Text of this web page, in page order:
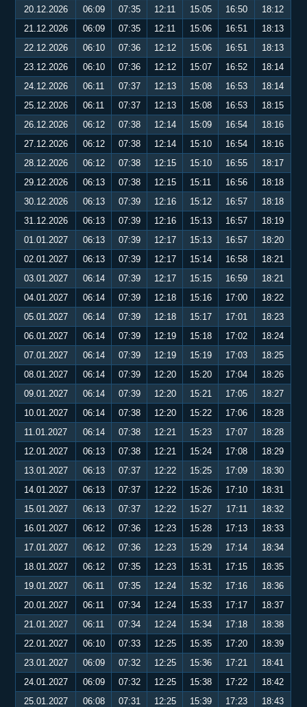
20.12.2026
06:09 07:35 12:11 15:05 16:50
18:12
21.12.2026
06:09 07:35 12:11 15:06 16:51
18:13
22.12.2026
06:10 07:36 12:12 15:06 16:51
18:13
23.12.2026
06:10 07:36 12:12 15:07 16:52
18:14
24.12.2026
06:11 07:37 12:13 15:08 16:53
18:14
25.12.2026
06:11 07:37 12:13 15:08 16:53
18:15
26.12.2026
06:12 07:38 12:14 15:09 16:54
18:16
27.12.2026
06:12 07:38 12:14 15:10 16:54
18:16
28.12.2026
06:12 07:38 12:15 15:10 16:55
18:17
29.12.2026
06:13 07:38 12:15 15:11 16:56
18:18
30.12.2026
06:13 07:39 12:16 15:12 16:57
18:18
31.12.2026
06:13 07:39 12:16 15:13 16:57
18:19
01.01.2027
06:13 07:39 12:17 15:13 16:57
18:20
02.01.2027
06:13 07:39 12:17 15:14 16:58
18:21
03.01.2027
06:14 07:39 12:17 15:15 16:59
18:21
04.01.2027
06:14 07:39 12:18 15:16 17:00
18:22
05.01.2027
06:14 07:39 12:18 15:17 17:01
18:23
06.01.2027
06:14 07:39 12:19 15:18 17:02
18:24
07.01.2027
06:14 07:39 12:19 15:19 17:03
18:25
08.01.2027
06:14 07:39 12:20 15:20 17:04
18:26
09.01.2027
06:14 07:39 12:20 15:21 17:05
18:27
10.01.2027
06:14 07:38 12:20 15:22 17:06
18:28
11.01.2027
06:14 07:38 12:21 15:23 17:07
18:28
12.01.2027
06:13 07:38 12:21 15:24 17:08
18:29
13.01.2027
06:13 07:37 12:22 15:25 17:09
18:30
14.01.2027
06:13 07:37 12:22 15:26 17:10
18:31
15.01.2027
06:13 07:37 12:22 15:27 17:11
18:32
16.01.2027
06:12 07:36 12:23 15:28 17:13
18:33
17.01.2027
06:12 07:36 12:23 15:29 17:14
18:34
18.01.2027
06:12 07:35 12:23 15:31 17:15
18:35
19.01.2027
06:11 07:35 12:24 15:32 17:16
18:36
20.01.2027
06:11 07:34 12:24 15:33 17:17
18:37
21.01.2027
06:11 07:34 12:24 15:34 17:18
18:38
22.01.2027
06:10 07:33 12:25 15:35 17:20
18:39
23.01.2027
06:09 07:32 12:25 15:36 17:21
18:41
24.01.2027
06:09 07:32 12:25 15:38 17:22
18:42
25.01.2027
06:08 07:31 12:25 15:39 17:23
18:43